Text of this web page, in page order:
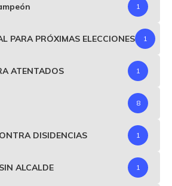
1
PARA PRÓXIMAS ELECCIONES 1
ATENTADOS 1
8
DISIDENCIAS 1
ALCALDE 1